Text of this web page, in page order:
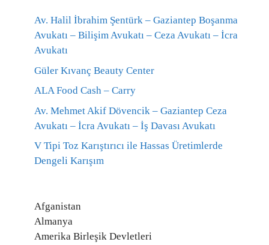
Av. Halil İbrahim Şentürk – Gaziantep Boşanma
Avukatı – Bilişim Avukatı – Ceza Avukatı – İcra
Avukatı
Güler Kıvanç Beauty Center
ALA Food Cash – Carry
Av. Mehmet Akif Dövencik – Gaziantep Ceza
Avukatı – İcra Avukatı – İş Davası Avukatı
V Tipi Toz Karıştırıcı ile Hassas Üretimlerde
Dengeli Karışım
Afganistan
Almanya
Amerika Birleşik Devletleri